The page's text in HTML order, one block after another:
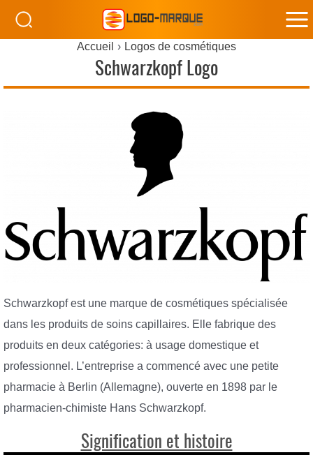
Accueil Logos de cosmétiques
Schwarzkopf Logo
Schwarzkopf est une marque de cosmétiques spécialisée
dans les produits de soins capillaires. Elle fabrique des
produits en deux catégories: à usage domestique et
professionnel. L’entreprise a commencé avec une petite
pharmacie à Berlin (Allemagne), ouverte en 1898 par le
pharmacien-chimiste Hans Schwarzkopf.
Signification et histoire